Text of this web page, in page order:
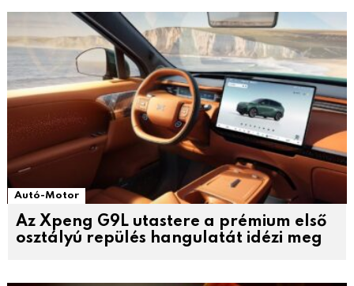
Autó-Motor
Az Xpeng G9L utastere a prémium első
osztályú repülés hangulatát idézi meg